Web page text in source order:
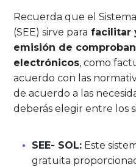
Recuerda que el
(SEE) sirve para facilitar
emisión de
electrónicos, como
acuerdo con las
de acuerdo a las
deberás elegir entre los
SEE- SOL: Este
gratuita